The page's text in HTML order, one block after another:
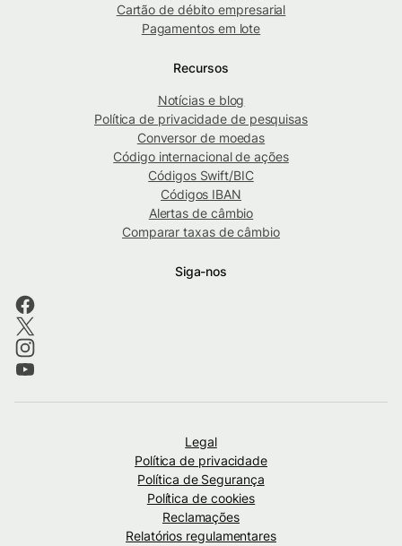
Cartão de débito empresarial
Pagamentos em lote
Recursos
Notícias e blog
Política de privacidade de pesquisas
Conversor de moedas
Código internacional de ações
Códigos Swift/BIC
Códigos IBAN
Alertas de câmbio
Comparar taxas de câmbio
Siga-nos
Legal
Política de privacidade
Política de Segurança
Política de cookies
Reclamações
Relatórios regulamentares